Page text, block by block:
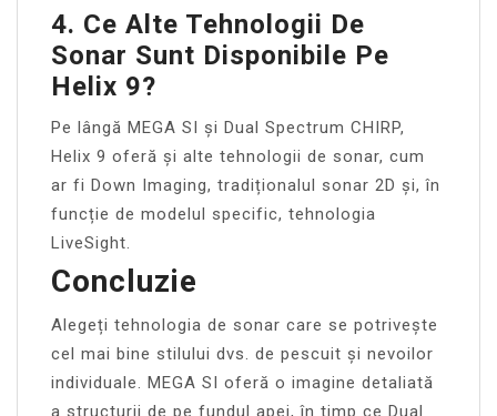
4. Ce Alte Tehnologii De
Sonar Sunt Disponibile Pe
Helix 9?
Pe lângă MEGA SI și Dual Spectrum CHIRP,
Helix 9 oferă și alte tehnologii de sonar, cum
ar fi Down Imaging, tradiționalul sonar 2D și, în
funcție de modelul specific, tehnologia
LiveSight.
Concluzie
Alegeți tehnologia de sonar care se potrivește
cel mai bine stilului dvs. de pescuit și nevoilor
individuale. MEGA SI oferă o imagine detaliată
a structurii de pe fundul apei, în timp ce Dual